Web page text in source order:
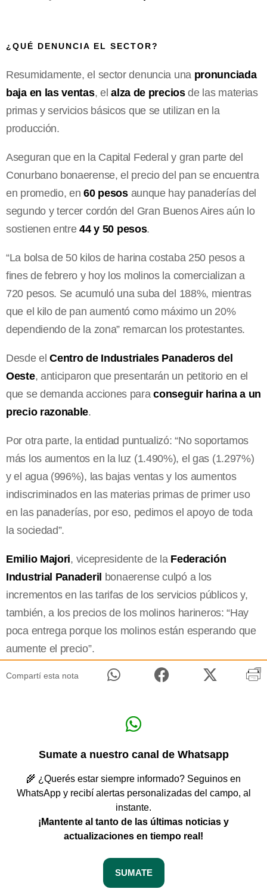
¿QUÉ DENUNCIA EL SECTOR?
Resumidamente, el sector denuncia una pronunciada
baja en las ventas, elalza de preciosde las materias
primas y servicios básicos que se utilizan en la
producción.
Aseguran que en la Capital Federal y gran parte del
Conurbano bonaerense, el precio del pan se encuentra
en promedio, en60 pesosaunque hay panaderías del
segundo y tercer cordón del Gran Buenos Aires aún lo
sostienen entre44 y 50 pesos.
“La bolsa de 50 kilos de harina costaba 250 pesos a
fines de febrero y hoy los molinos la comercializan a
720 pesos. Se acumuló una suba del 188%, mientras
que el kilo de pan aumentó como máximo un 20%
dependiendo de la zona” remarcan los protestantes.
Desde elCentro de Industriales Panaderos del
Oeste, anticiparon que presentarán un petitorio en el
que se demanda acciones paraconseguir harina a un
precio razonable.
Por otra parte, la entidad puntualizó: “No soportamos
más los aumentos en la luz (1.490%), el gas (1.297%)
y el agua (996%), las bajas ventas y los aumentos
indiscriminados en las materias primas de primer uso
en las panaderías, por eso, pedimos el apoyo de toda
la sociedad”.
Emilio Majori, vicepresidente de la Federación
Industrial Panaderil bonaerense culpó a los
incrementos en las tarifas de los servicios públicos y,
también, a los precios de los molinos harineros: “Hay
poca entrega porque los molinos están esperando que
aumente el precio”.
Compartí esta nota
Sumate a nuestro canal de Whatsapp
🌾 ¿Querés estar siempre informado? Seguinos en
WhatsApp y recibí alertas personalizadas del campo, al
instante.
¡Mantente al tanto de las últimas noticias y
actualizaciones en tiempo real!
SUMATE